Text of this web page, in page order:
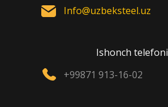
Info@uzbeksteel.uz
Ishonch telefoni
+99871 913-16-02